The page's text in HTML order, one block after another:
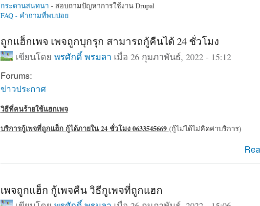
กระดานสนทนา - สอบถามปัญหาการใช้งาน Drupal
FAQ - คำถามที่พบบ่อย
ถูกแฮ็กเพจ เพจถูกบุกรุก สามารถกู้คืนได้ 24 ชั่วโมง
เขียนโดยพรศักดิ์ พรมลา เมื่อ 26 กุมภาพันธ์, 2022 - 15:12
Forums:
ข่าวประกาศ
วิธีที่คนร้ายใช้แฮกเพจ
บริการกู้เพจที่ถูกแฮ็ก กู้ได้ภายใน 24 ชั่วโมง 0633545669 (กู้ไม่ได้ไม่คิดค่าบริการ)
เพจถูกแฮ็ก กู้เพจคืน วิธีกูเพจที่ถูกแฮก